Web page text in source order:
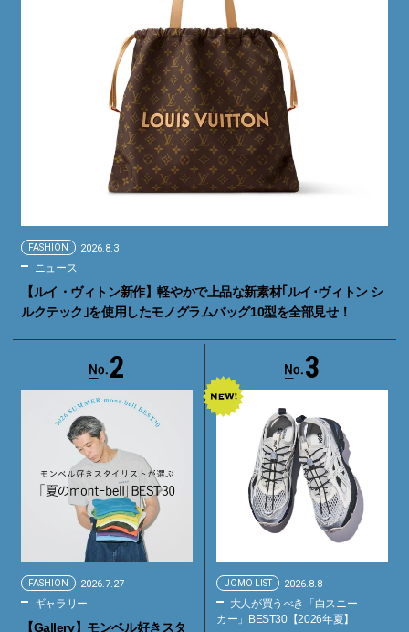
FASHION 2026.8.3
ニュース
【ルイ・ヴィトン新作】軽やかで上品な新素材｢ルイ･ヴィトン シ
ルクテック｣を使用したモノグラムバッグ10型を全部見せ！
2
FASHION 2026.7.27
ギャラリー
【Gallery】モンベル好きスタ
3
UOMO LIST 2026.8.8
大人が買うべき「白スニー
カー」BEST30【2026年夏】